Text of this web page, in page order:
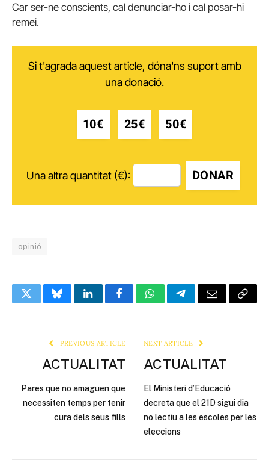
Car ser-ne conscients, cal denunciar-ho i cal posar-hi
remei.
Si t'agrada aquest article, dóna'ns suport amb
una donació.
10€ 25€ 50€
Una altra quantitat (€): DONAR
opinió
TwitterBlueskyLinkedInFacebookWhatsAppTelegramEmail Copy
PREVIOUS ARTICLE
ACTUALITAT
Pares que no amaguen que
necessiten temps per tenir
cura dels seus fills
NEXT ARTICLE
ACTUALITAT
El Ministeri d’Educació
decreta que el 21D sigui dia
no lectiu a les escoles per les
eleccions